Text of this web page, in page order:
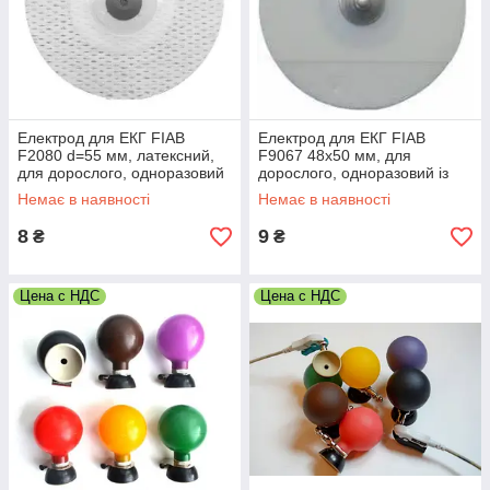
черный – на правой ноге подходит (он выполняет
функцию заземления).
Електрод для ЕКГ FIAB
F2080 d=55 мм, латексний,
для дорослого, одноразовий
із твердим гелем, Італія
Немає в наявності
8 ₴
Електрод для ЕКГ FIAB
F9067 48х50 мм, для
дорослого, одноразовий із
рідким гелем, Італія
Немає в наявності
9 ₴
Цена с НДС Цена с НДС